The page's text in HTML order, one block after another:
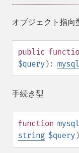
オブジェクト指向
public
$query):
手続き型
function
string $query